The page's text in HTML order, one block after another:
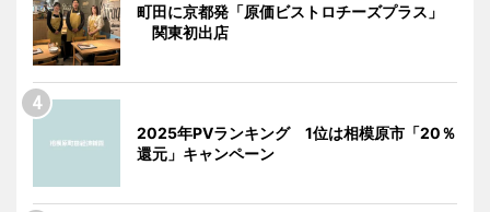
町田に京都発「原価ビストロチーズプラス」
関東初出店
2025年PVランキング 1位は相模原市「20％
還元」キャンペーン